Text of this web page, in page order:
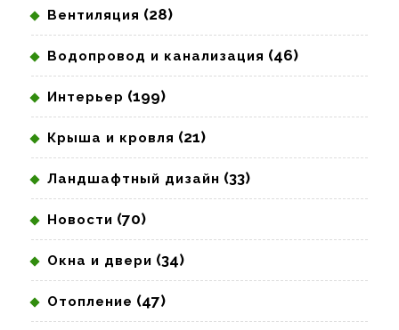
Вентиляция (28)
Водопровод и канализация (46)
Интерьер (199)
Крыша и кровля (21)
Ландшафтный дизайн (33)
Новости (70)
Окна и двери (34)
Отопление (47)